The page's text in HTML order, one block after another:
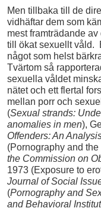
Men tillbaka till de
vidhäftar dem som
mest framträdande
till ökat sexuellt våld.
något som helst
Tvärtom så
sexuella våldet
nätet och ett flertal
mellan porr och
(Sexual strands:
anomalies in men),
Offenders: An
(Pornography and the
the Commission on
1973 (Exposure to
Journal of Social
(Pornography and
and Behavioral